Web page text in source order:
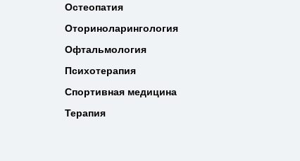
Остеопатия
Офтальмология
Психотерапия
Спортивная медицина
Терапия
Оториноларингология